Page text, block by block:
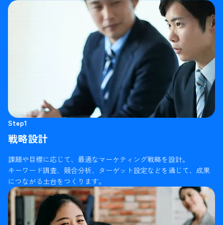
Step1
戦略設計
課題や目標に応じて、最適なマーケティング戦略を設計。
キーワード調査、競合分析、ターゲット設定などを通じて、成果
につながる土台をつくります。